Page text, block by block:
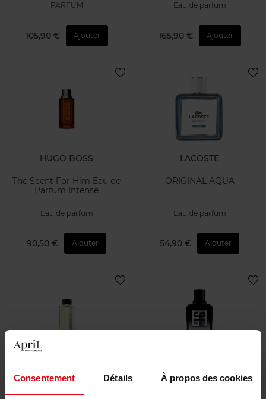
Consentement Détails À propos des cookies
PARFUM
105,90 € Ajouter
Eau de parfum
165,90 € Ajouter
HUGO BOSS
The Scent For Him Eau de
Parfum Intense
Eau de parfum
90,50 € Ajouter
LACOSTE
ORIGINAL AQUA
Eau de parfum
54,90 € Ajouter
MONTBLANC GIVENCHY